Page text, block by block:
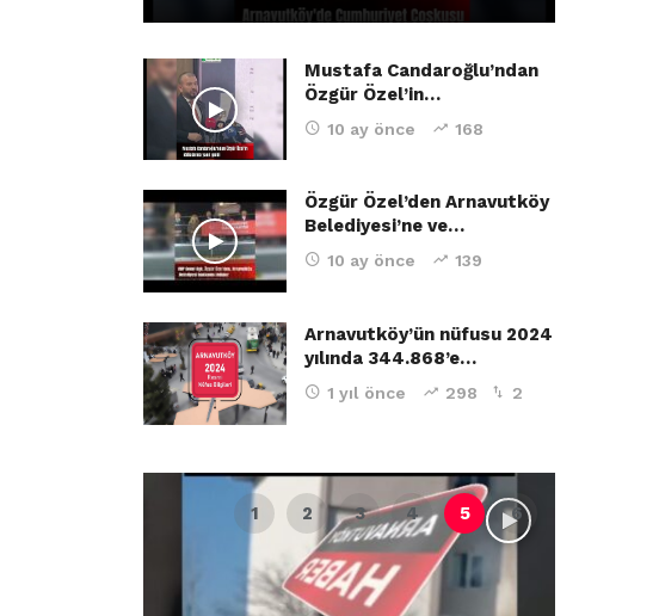
Mustafa Candaroğlu’ndan
Özgür Özel’in…
10 ay önce 168
Özgür Özel’den Arnavutköy
Belediyesi’ne ve…
10 ay önce 139
Arnavutköy’ün nüfusu 2024
yılında 344.868’e…
1 yıl önce 298 2